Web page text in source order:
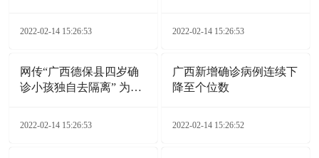
2022-02-14 15:26:53 2022-02-14 15:26:53
网传“广西德保县四岁确
诊小孩独自去隔离” 为不
2022-02-14 15:26:53
广西新增确诊病例连续下
降至个位数
2022-02-14 15:26:52